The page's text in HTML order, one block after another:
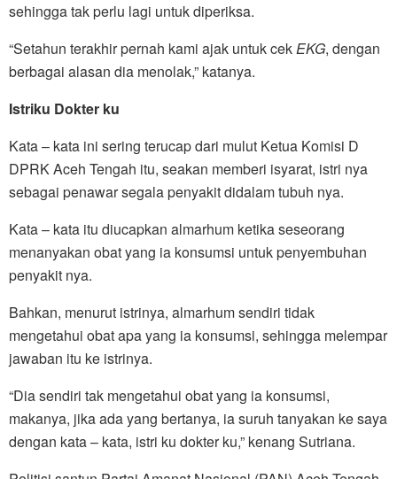
sehingga tak perlu lagi untuk diperiksa.
“Setahun terakhir pernah kami ajak untuk cekEKG, dengan
berbagai alasan dia menolak,” katanya.
Istriku Dokter ku
Kata – kata ini sering terucap dari mulut Ketua Komisi D
DPRK Aceh Tengah itu, seakan memberi isyarat, istri nya
sebagai penawar segala penyakit didalam tubuh nya.
Kata – kata itu diucapkan almarhum ketika seseorang
menanyakan obat yang ia konsumsi untuk penyembuhan
penyakit nya.
Bahkan, menurut istrinya, almarhum sendiri tidak
mengetahui obat apa yang ia konsumsi, sehingga melempar
jawaban itu ke istrinya.
“Dia sendiri tak mengetahui obat yang ia konsumsi,
makanya, jika ada yang bertanya, ia suruh tanyakan ke saya
dengan kata – kata, istri ku dokter ku,” kenang Sutriana.